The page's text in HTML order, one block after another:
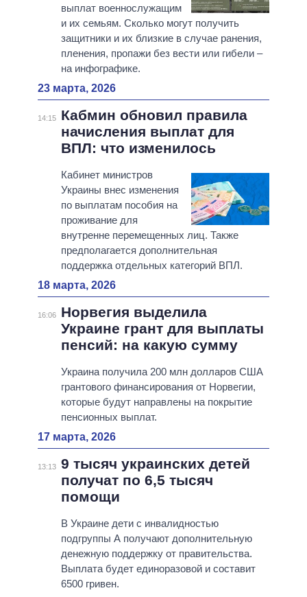
выплат военнослужащим
и их семьям. Сколько могут получить
защитники и их близкие в случае ранения,
пленения, пропажи без вести или гибели –
на инфографике.
23 марта, 2026
14:15
Кабмин обновил правила
начисления выплат для
ВПЛ: что изменилось
Кабинет министров
Украины внес изменения
по выплатам пособия на
проживание для
внутренне перемещенных лиц. Также
предполагается дополнительная
поддержка отдельных категорий ВПЛ.
18 марта, 2026
16:06
Норвегия выделила
Украине грант для выплаты
пенсий: на какую сумму
Украина получила 200 млн долларов США
грантового финансирования от Норвегии,
которые будут направлены на покрытие
пенсионных выплат.
17 марта, 2026
13:13 9 тысяч украинских детей
получат по 6,5 тысяч
помощи
В Украине дети с инвалидностью
подгруппы А получают дополнительную
денежную поддержку от правительства.
Выплата будет единоразовой и составит
6500 гривен.